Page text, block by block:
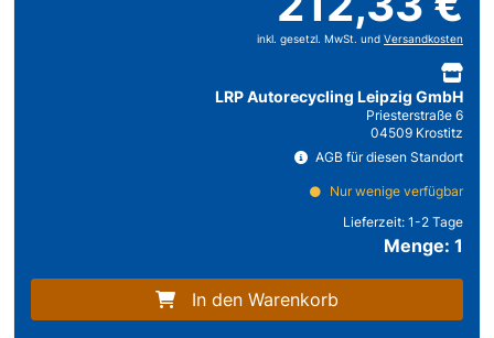
inkl. gesetzl. MwSt. und Versandkosten
LRP Autorecycling Leipzig GmbH
Priesterstraße 6
04509 Krostitz
AGB für diesen Standort
Nur wenige verfügbar
Lieferzeit: 1-2 Tage
Menge: 1
In den Warenkorb